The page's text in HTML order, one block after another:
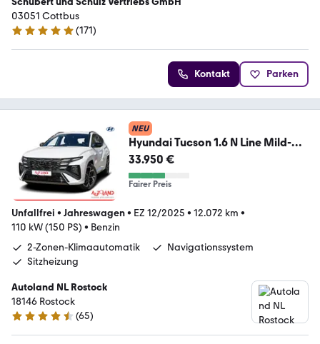
03051 Cottbus
5 Sterne
(171)
Kontakt Parken
NEU
Hyundai Tucson 1.6 N Line Mild-
Hybrid 2WD LED Navi ACC
33.950 €
Fairer Preis
Unfallfrei • Jahreswagen• EZ 12/2025 • 12.072 km •
110 kW (150 PS) • Benzin
2-Zonen-Klimaautomatik
Navigationssystem
Sitzheizung
Autoland NL Rostock
18146 Rostock
4.6 Sterne
(65)